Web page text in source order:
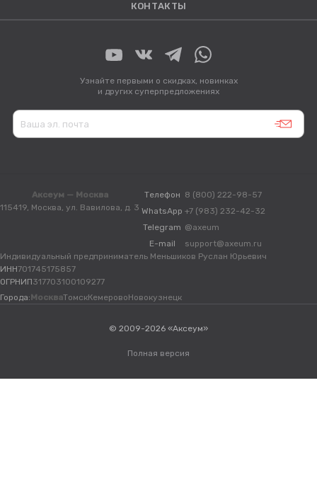
КОНТАКТЫ
Узнайте первыми о скидках, новинках
и других суперпредложениях
Аксеум — Москва
115419, Москва, ул. Вавилова, д. 3
Телефон 8 (800) 222-98-57
WhatsApp +7 (983) 232-42-32
Telegram @axeum
E-mail
support@axeum.ru
Индивидуальный предприниматель Меньшиков Руслан Юрьевич
ИНН701745175857
ОГРНИП317703100109277
Города: МоскваТомскКемеровоНовокузнецк
© 2009-2026 «Аксеум»
Полная версия